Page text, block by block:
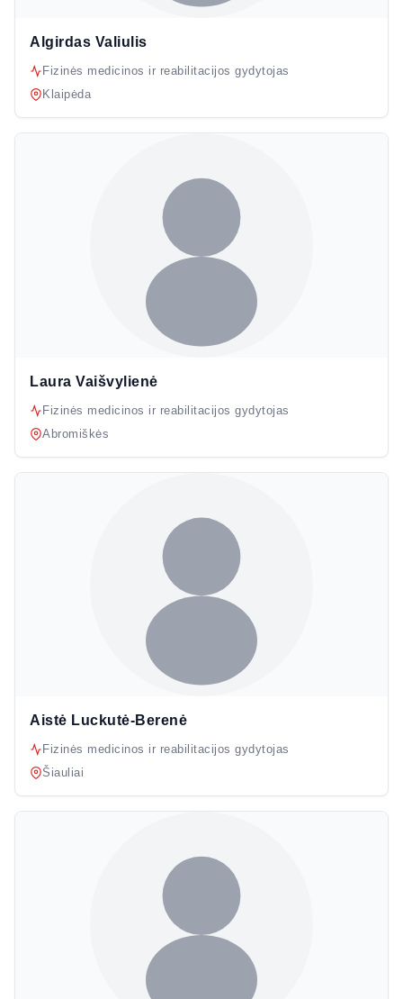
Algirdas Valiulis
Fizinės medicinos ir reabilitacijos gydytojas
Klaipėda
Laura Vaišvylienė
Fizinės medicinos ir reabilitacijos gydytojas
Abromiškės
Aistė Luckutė-Berenė
Fizinės medicinos ir reabilitacijos gydytojas
Šiauliai